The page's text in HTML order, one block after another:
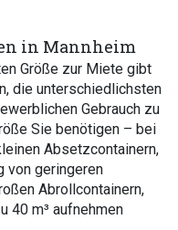
in Mannheim
Größe zur Miete gibt
die unterschiedlichsten
Gebrauch zu
Sie benötigen – bei
Absetzcontainern,
von geringeren
Abrollcontainern,
40 m³ aufnehmen